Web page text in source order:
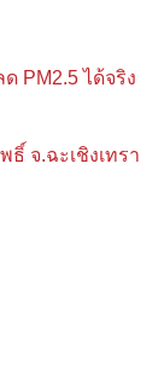
PM2.5 ได้จริง
ธิ์ จ.ฉะเชิงเทรา